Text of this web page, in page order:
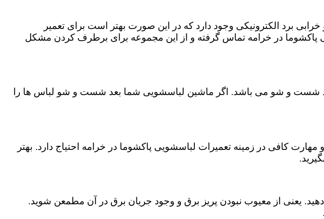
برد الکترونیکی وجود دارد که در این صورت بهتر است برای تعمیر
پاکشوما در خرامه تماس گرفته و از این مجموعه برای برطرف کردن مشکل
شست و شو می باشد. اگر ماشین لباسشویی شما بعد شست و شو لباس ها را
کافی در زمینه تعمیرات لباسشویی پاکشوما در خرامه احتیاج دارد. بهتر
یعنی از معیوب نبودن پریز برق و وجود جریان برق در آن مطمعن شوید.